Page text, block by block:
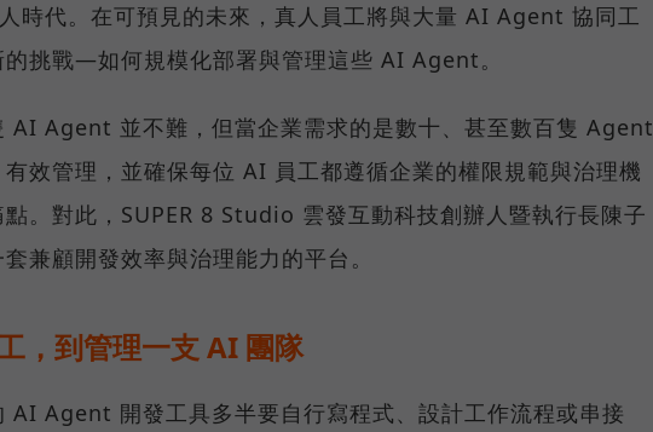
時代。在可預見的未來，真人員工將與大量 AI Agent 協同工
挑戰—如何規模化部署與管理這些 AI Agent。
AI Agent 並不難，但當企業需求的是數十、甚至數百隻 Agent
效管理，並確保每位 AI 員工都遵循企業的權限規範與治理機
。對此，SUPER 8 Studio 雲發互動科技創辦人暨執行長陳子
兼顧開發效率與治理能力的平台。
，到管理一支 AI 團隊
AI Agent 開發工具多半要自行寫程式、設計工作流程或串接